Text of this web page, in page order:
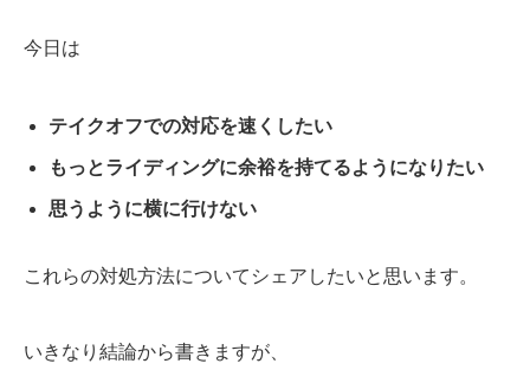
今日は
テイクオフでの対応を速くしたい
もっとライディングに余裕を持てるようになりたい
思うように横に行けない
これらの対処方法についてシェアしたいと思います。
いきなり結論から書きますが、